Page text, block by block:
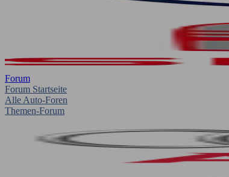
Forum
Forum Startseite
Alle Auto-Foren
Themen-Forum